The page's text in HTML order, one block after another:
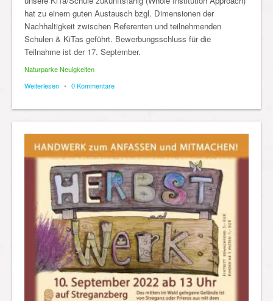
hat zu einem guten Austausch bzgl. Dimensionen der
Nachhaltigkeit zwischen Referenten und teilnehmenden
Schulen & KiTas geführt. Bewerbungsschluss für die
Teilnahme ist der 17. September.
Naturparke Neuigkeiten
Weiterlesen • 0 Kommentare